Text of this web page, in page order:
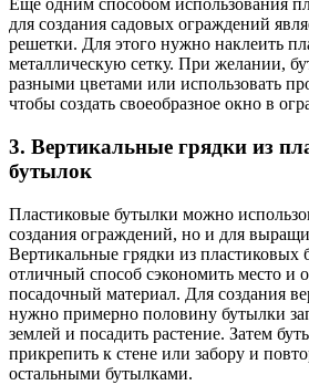
Еще одним способом использования
для создания садовых ограждений
решетки. Для этого нужно наклеить
металлическую сетку. При желании,
разными цветами или использовать
чтобы создать своеобразное окно в
3. Вертикальные грядки из
бутылок
Пластиковые бутылки можно
создания ограждений, но и для
Вертикальные грядки из пластиковых
отличный способ сэкономить место и
посадочный материал. Для создания
нужно примерно половину бутылки
землей и посадить растение. Затем
прикрепить к стене или забору и
остальными бутылками.